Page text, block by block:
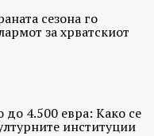
сезона го
за хрватскиот
до 4.500 евра: Како се
институции